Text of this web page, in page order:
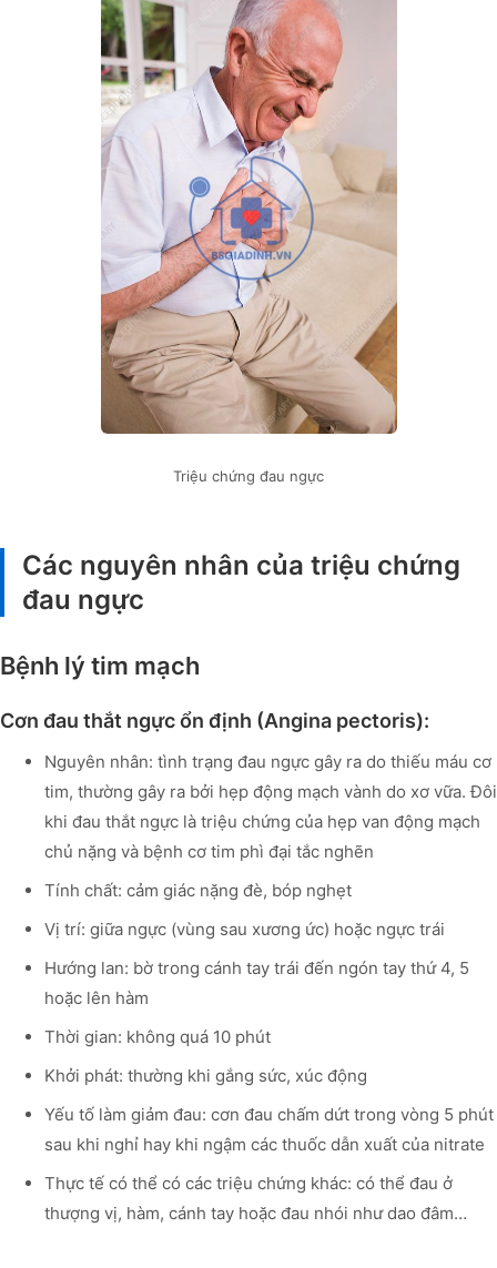
Triệu chứng đau ngực
Các nguyên nhân của triệu chứng
đau ngực
Bệnh lý tim mạch
Cơn đau thắt ngực ổn định (Angina pectoris):
Nguyên nhân: tình trạng đau ngực gây ra do thiếu máu cơ
tim, thường gây ra bởi hẹp động mạch vành do xơ vữa. Đôi
khi đau thắt ngực là triệu chứng của hẹp van động mạch
chủ nặng và bệnh cơ tim phì đại tắc nghẽn
Tính chất: cảm giác nặng đè, bóp nghẹt
Vị trí: giữa ngực (vùng sau xương ức) hoặc ngực trái
Hướng lan: bờ trong cánh tay trái đến ngón tay thứ 4, 5
hoặc lên hàm
Thời gian: không quá 10 phút
Khởi phát: thường khi gắng sức, xúc động
Yếu tố làm giảm đau: cơn đau chấm dứt trong vòng 5 phút
sau khi nghỉ hay khi ngậm các thuốc dẫn xuất của nitrate
Thực tế có thể có các triệu chứng khác: có thể đau ở
thượng vị, hàm, cánh tay hoặc đau nhói như dao đâm…